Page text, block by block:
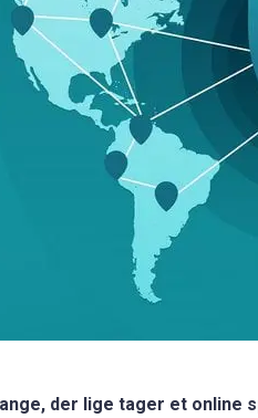
der lige tager et online